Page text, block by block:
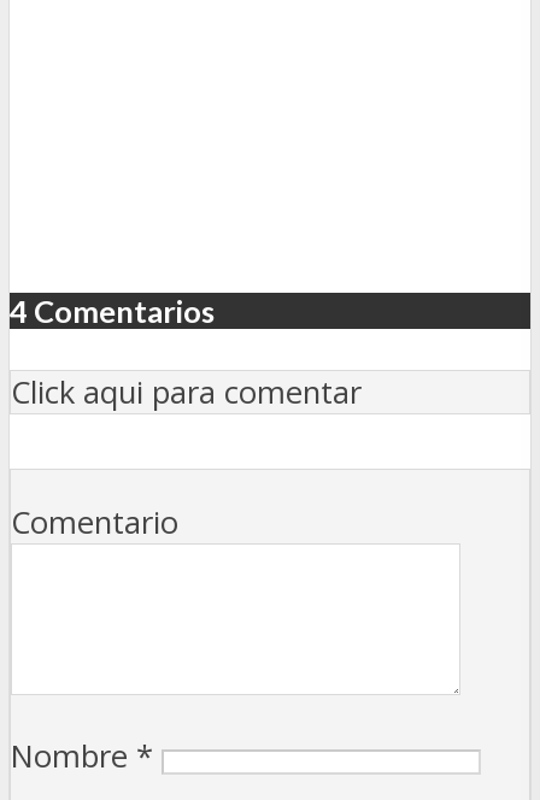
4 Comentarios
Click aqui para comentar
Comentario
Nombre *